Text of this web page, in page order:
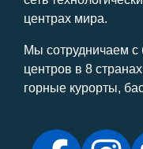
центрах мира.
Мы сотрудничаем с
центров в 8
горные курорты,